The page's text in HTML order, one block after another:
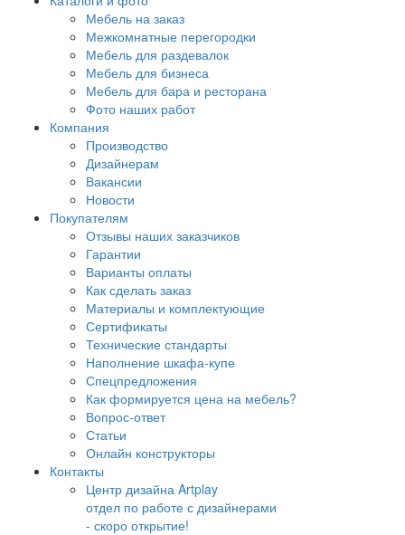
Мебель на заказ
Межкомнатные перегородки
Мебель для раздевалок
Мебель для бизнеса
Мебель для бара и ресторана
Фото наших работ
Компания
Производство
Дизайнерам
Вакансии
Новости
Покупателям
Отзывы наших заказчиков
Гарантии
Варианты оплаты
Как сделать заказ
Материалы и комплектующие
Сертификаты
Технические стандарты
Наполнение шкафа-купе
Спецпредложения
Как формируется цена на мебель?
Вопрос-ответ
Статьи
Онлайн конструкторы
Контакты
Центр дизайна Artplay
отдел по работе с дизайнерами
- скоро открытие!